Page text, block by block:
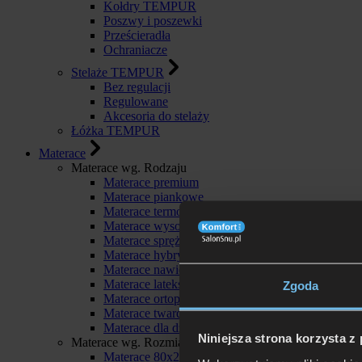
Zgoda
Niniejsza strona korzysta z
Kołdry TEMPUR
Poszwy i poszewki
Prześcieradła
Ochraniacze
Stelaże TEMPUR
Bez regulacji
Regulowane
Akcesoria do stelaży
Łóżka TEMPUR
Materace
Materace wg. Rodzaju
Materace premium
Materace piankowe
Materace termoelastyczne
Materace wysokoelastyczne
Materace sprężynowe
Materace hybrydowe
Materace nawierzchniowe
Materace lateksowe
Materace ortopedyczne
Materace twarde
Materace dla dzieci
Materace wg. Rozmiaru
Materace 80x200